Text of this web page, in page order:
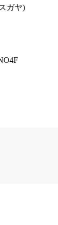
ガヤ)
・買取 ス